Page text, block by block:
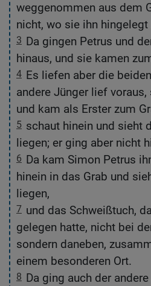
Glauben, dass Jesus der
ist, der Sohn Gottes. Wenn
durch ihn das Leben.
Gute Nachricht Bibel, durchgesehene
Bibelgesellschaft, Stuttgart
weggenommen aus dem
nicht, wo sie ihn hingelegt
3 Da gingen Petrus und
hinaus, und sie kamen
4 Es liefen aber die
andere Jünger lief
und kam als Erster zum
5 schaut hinein und sieht
liegen; er ging aber nicht
6 Da kam Simon Petrus
hinein in das Grab und
liegen,
7 und das Schweißtuch,
gelegen hatte, nicht bei
sondern daneben,
einem besonderen Ort.
8 Da ging auch der